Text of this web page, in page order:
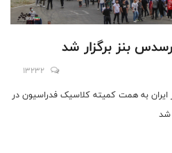
بنز برگزار شد
13232
به همت کمیته کلاسیک فدراسیون در
شد